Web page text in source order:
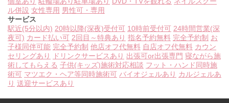
ル併設 女性専用 男性可・専用
サービス
駅近(5分以内) 20時以降(深夜)受付可 10時前受付可 24時間営業(深
夜可) カード払い可 2回目～特典あり 指名予約無料 完全予約制 お
子様同伴可能 完全予約制 他店オフ代無料 自店オフ代無料 カウン
セリングあり
ドリンクサービスあり 出張可or出張専門 寝ながら施
術してもらえる 子供(キッズ)施術対応相談 フット・ハンド同時施
術可 マツエク・ヘア等同時施術可 バイオジェルあり カルジェルあ
り 送迎サービスあり